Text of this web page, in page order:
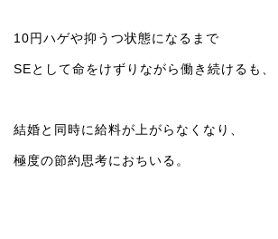
10円ハゲや抑うつ状態になるまで
SEとして命をけずりながら働き続けるも、
結婚と同時に給料が上がらなくなり、
極度の節約思考におちいる。